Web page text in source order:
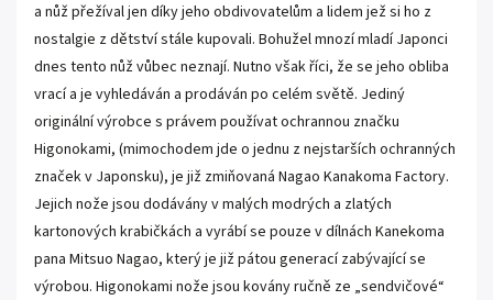
a nůž přežíval jen díky jeho obdivovatelům a lidem jež si ho z
nostalgie z dětství stále kupovali. Bohužel mnozí mladí Japonci
dnes tento nůž vůbec neznají. Nutno však říci, že se jeho obliba
vrací a je vyhledáván a prodáván po celém světě. Jediný
originální výrobce s právem používat ochrannou značku
Higonokami, (mimochodem jde o jednu z nejstarších ochranných
značek v Japonsku), je již zmiňovaná Nagao Kanakoma Factory.
Jejich nože jsou dodávány v malých modrých a zlatých
kartonových krabičkách a vyrábí se pouze v dílnách Kanekoma
pana Mitsuo Nagao, který je již pátou generací zabývající se
výrobou. Higonokami nože jsou kovány ručně ze „sendvičové“